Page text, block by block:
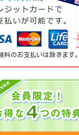
料のお支払いは除きます。